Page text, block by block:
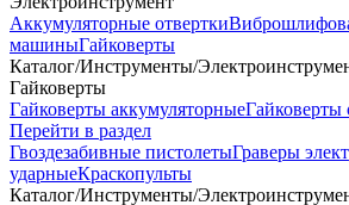
Аккумуляторные отвертки
машиныГайковерты
Каталог/Инструменты/
Гайковерты
Гайковерты аккумуляторныеГайковерты
Перейти в раздел
Гвоздезабивные пистолетыГраверы
ударныеКраскопульты
Каталог/Инструменты/